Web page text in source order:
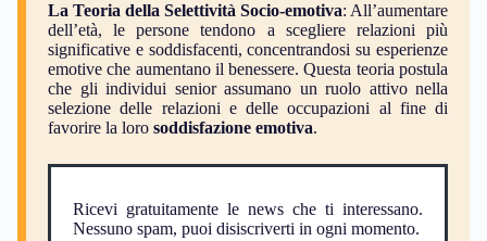
La Teoria della Selettività Socio-emotiva: All’aumentare
dell’età, le persone tendono a scegliere relazioni più
significative e soddisfacenti, concentrandosi su esperienze
emotive che aumentano il benessere. Questa teoria postula
che gli individui senior assumano un ruolo attivo nella
selezione delle relazioni e delle occupazioni al fine di
favorire la loro soddisfazione emotiva.
Ricevi gratuitamente le news che ti interessano.
Nessuno spam, puoi disiscriverti in ogni momento.